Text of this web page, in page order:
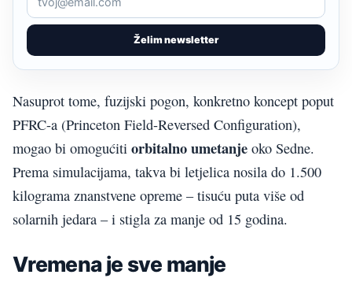
Želim newsletter
Nasuprot tome, fuzijski pogon, konkretno koncept poput
PFRC-a (Princeton Field-Reversed Configuration),
mogao bi omogućiti orbitalno umetanje oko Sedne.
Prema simulacijama, takva bi letjelica nosila do 1.500
kilograma znanstvene opreme – tisuću puta više od
solarnih jedara – i stigla za manje od 15 godina.
Vremena je sve manje